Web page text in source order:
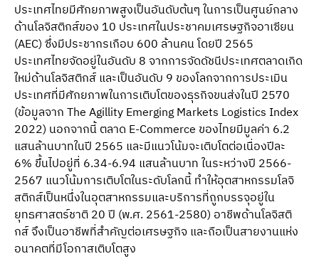
ประเทศไทยมีศักยภาพสูงเป็นอันดับต้นๆ ในการเป็นศูนย์กลาง
ด้านโลจิสติกส์ของ 10 ประเทศในประชาคมเศรษฐกิจอาเซียน
(AEC) ซึ่งมีประชากรเกือบ 600 ล้านคน โดยปี 2565
ประเทศไทยจัดอยู่ในอันดับ 8 จากการจัดดัชนีประเทศตลาดเกิด
ใหม่ด้านโลจิสติกส์ และเป็นอันดับ 9 ของโลกจากการประเมิน
ประเทศที่มีศักยภาพในการเติบโตของธุรกิจขนส่งในปี 2570
(ข้อมูลจาก The Agillity Emerging Markets Logistics Index
2022) นอกจากนี้ ตลาด E-Commerce ของไทยมีมูลค่า 6.2
แสนล้านบาทในปี 2565 และมีแนวโน้มจะเติบโตต่อเนื่องปีละ
6% ขึ้นไปอยู่ที่ 6.34-6.94 แสนล้านบาท ในระหว่างปี 2566-
2567 แนวโน้มการเติบโตในระดับโลกนี้ ทำให้อุตสาหกรรมโลจิ
สติกส์เป็นหนึ่งในอุตสาหกรรมและบริการที่ถูกบรรจุอยู่ใน
ยุทธศาสตร์ชาติ 20 ปี (พ.ศ. 2561-2580) อาชีพด้านโลจิสติ
กส์ จึงเป็นอาชีพที่สำคัญต่อเศรษฐกิจ และถือเป็นสายงานแห่ง
อนาคตที่มีโอกาสเติบโตสูง